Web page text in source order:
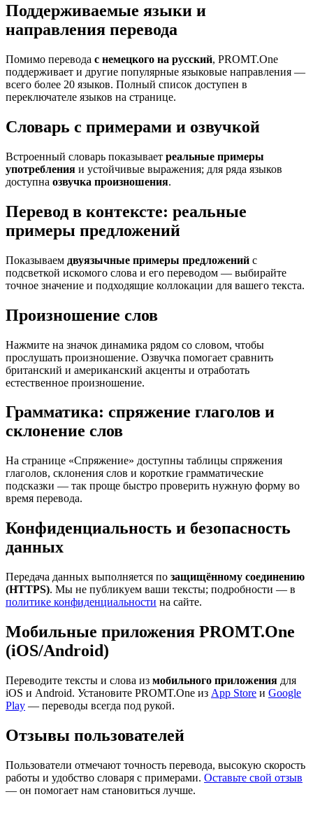
Поддерживаемые языки и
направления перевода
Помимо перевода с немецкого на русский, PROMT.One
поддерживает и другие популярные языковые направления —
всего более 20 языков. Полный список доступен в
переключателе языков на странице.
Словарь с примерами и озвучкой
Встроенный словарь показывает реальные примеры
употребления и устойчивые выражения; для ряда языков
доступна озвучка произношения.
Перевод в контексте: реальные
примеры предложений
Показываем двуязычные примеры предложений с
подсветкой искомого слова и его переводом — выбирайте
точное значение и подходящие коллокации для вашего текста.
Произношение слов
Нажмите на значок динамика рядом со словом, чтобы
прослушать произношение. Озвучка помогает сравнить
британский и американский акценты и отработать
естественное произношение.
Грамматика: спряжение глаголов и
склонение слов
На странице «Спряжение» доступны таблицы спряжения
глаголов, склонения слов и короткие грамматические
подсказки — так проще быстро проверить нужную форму во
время перевода.
Конфиденциальность и безопасность
данных
Передача данных выполняется по защищённому соединению
(HTTPS). Мы не публикуем ваши тексты; подробности — в
политике конфиденциальности на сайте.
Мобильные приложения PROMT.One
(iOS/Android)
Переводите тексты и слова из мобильного приложения для
iOS и Android. Установите PROMT.One из App Store и Google
Play — переводы всегда под рукой.
Отзывы пользователей
Пользователи отмечают точность перевода, высокую скорость
работы и удобство словаря с примерами. Оставьте свой отзыв
— он помогает нам становиться лучше.